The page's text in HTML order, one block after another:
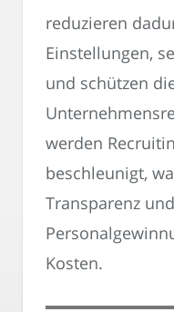
reduzieren
Einstellungen,
und schützen
werden
beschleunigt,
Transparenz
Kosten.